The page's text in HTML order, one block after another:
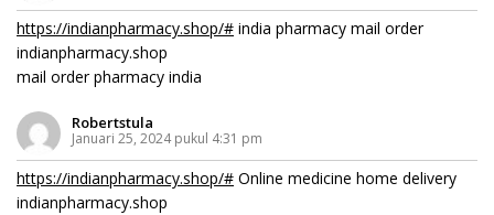
https://indianpharmacy.shop/# india pharmacy mail order
indianpharmacy.shop
mail order pharmacy india
Robertstula
Januari 25, 2024 pukul 4:31 pm
https://indianpharmacy.shop/# Online medicine home delivery
indianpharmacy.shop